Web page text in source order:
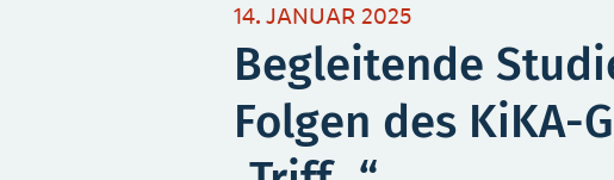
14. JANUAR 2025
Begleitende
Folgen des KiKA-